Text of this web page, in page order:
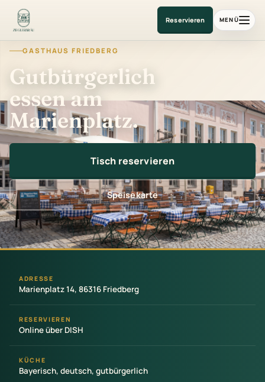
Gasthaus am Marienplatz Reservieren MENÜ
GASTHAUS FRIEDBERG
Gutbürgerlich
essen am
Marienplatz.
Tisch reservieren
Speisekarte
ADRESSE
Marienplatz 14, 86316 Friedberg
RESERVIEREN
Online über DISH
KÜCHE
Bayerisch, deutsch, gutbürgerlich